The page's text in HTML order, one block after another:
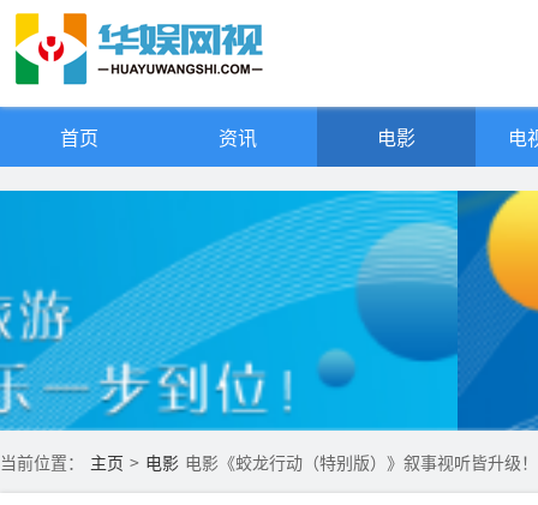
首页 资讯 电影 电
当前位置： 主页 > 电影 电影《蛟龙行动（特别版）》叙事视听皆升级